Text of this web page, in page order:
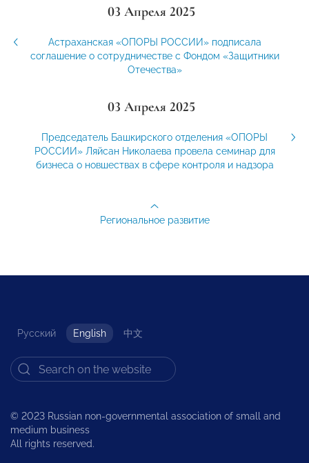
03 Апреля 2025
Астраханская «ОПОРЫ РОССИИ» подписала
соглашение о сотрудничестве с Фондом «Защитники
Отечества»
03 Апреля 2025
Председатель Башкирского отделения «ОПОРЫ
РОССИИ» Ляйсан Николаева провела семинар для
бизнеса о новшествах в сфере контроля и надзора
Региональное развитие
Русский English 中文
© 2023 Russian non-governmental association of small and
medium business
All rights reserved.